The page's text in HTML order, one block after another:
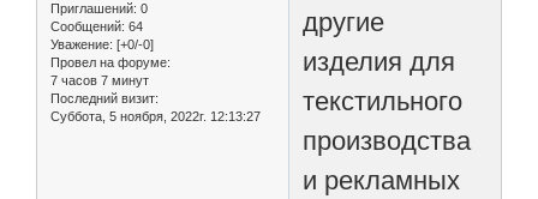
Приглашений: 0
Сообщений: 64
Уважение: [+0/-0]
Провел на форуме:
7 часов 7 минут
Последний визит:
Суббота, 5 ноября, 2022г. 12:13:27
другие
изделия для
текстильного
производства
и рекламных